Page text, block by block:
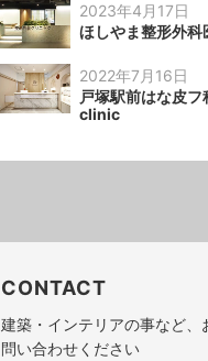
2023年4月17日
ほしやま整形外科
2022年7月16日
戸塚駅前はな皮フ
clinic
CONTACT
建築・インテリアの事など、
問い合わせください